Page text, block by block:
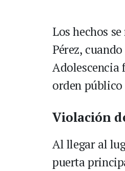
Los hechos
Pérez,
Adolescencia
orden público
Violación
Al llegar al
puerta